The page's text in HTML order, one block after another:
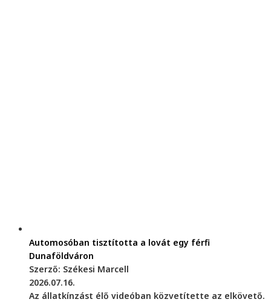
Automosóban tisztította a lovát egy férfi
Dunaföldváron
Szerző: Székesi Marcell
2026.07.16.
Az állatkínzást élő videóban közvetítette az elkövető.